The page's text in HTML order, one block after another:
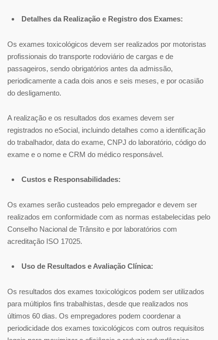
Detalhes da Realização e Registro dos Exames:
Os exames toxicológicos devem ser realizados por motoristas
profissionais do transporte rodoviário de cargas e de
passageiros, sendo obrigatórios antes da admissão,
periodicamente a cada dois anos e seis meses, e por ocasião
do desligamento.
A realização e os resultados dos exames devem ser
registrados no eSocial, incluindo detalhes como a identificação
do trabalhador, data do exame, CNPJ do laboratório, código do
exame e o nome e CRM do médico responsável.
Custos e Responsabilidades:
Os exames serão custeados pelo empregador e devem ser
realizados em conformidade com as normas estabelecidas pelo
Conselho Nacional de Trânsito e por laboratórios com
acreditação ISO 17025.
Uso de Resultados e Avaliação Clínica:
Os resultados dos exames toxicológicos podem ser utilizados
para múltiplos fins trabalhistas, desde que realizados nos
últimos 60 dias. Os empregadores podem coordenar a
periodicidade dos exames toxicológicos com outros requisitos